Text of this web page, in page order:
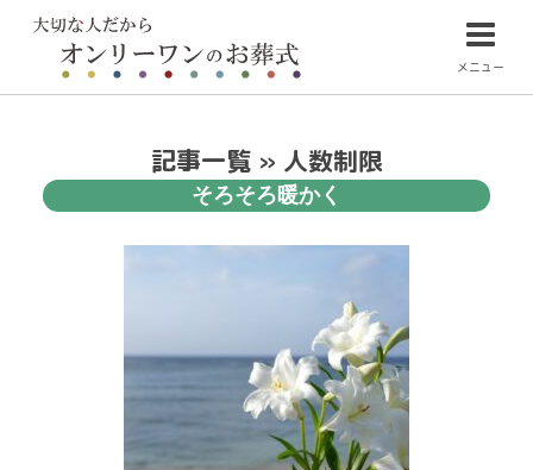
メニュー
記事一覧 » 人数制限
そろそろ暖かく